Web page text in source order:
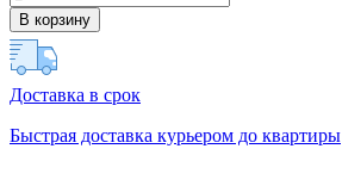
В корзину
Доставка в срок
Быстрая доставка курьером до квартиры